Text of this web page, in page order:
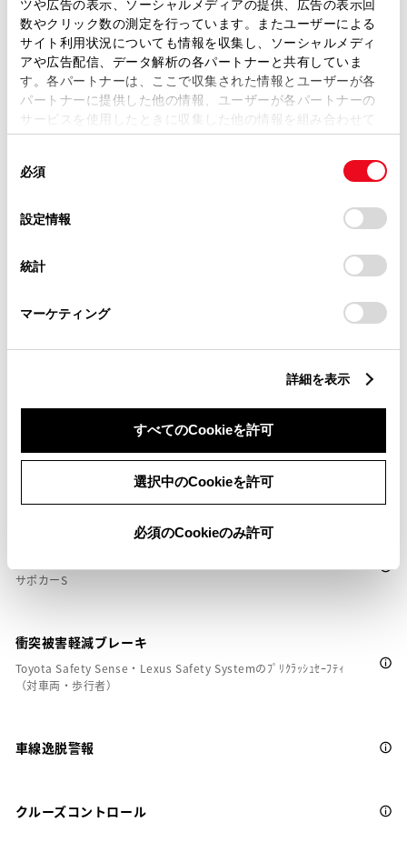
ツや広告の表示、ソーシャルメディアの提供、広告の表示回
数やクリック数の測定を行っています。またユーザーによる
サイト利用状況についても情報を収集し、ソーシャルメディ
アや広告配信、データ解析の各パートナーと共有していま
す。各パートナーは、ここで収集された情報とユーザーが各
パートナーに提供した他の情報、ユーザーが各パートナーの
サービスを使用したときに収集した他の情報を組み合わせて
使用することがあります。当ウェブサイトの使用を続行する
デバイスにすべてのCookie(クッキー)が保存されることに同
意したことになります。Cookie(クッキー)のオプトアウト、
設定の変更、同意を撤回したりするにあたっては、当社の
「Cookie（クッキー）情報の取り扱いについて
」をご覧くだ
必須
設定情報
統計
マーケティング
詳細を表示
すべてのCookieを許可
選択中のCookieを許可
必須のCookieのみ許可
ABS
横滑防止装置
キーレス
リモコンスターター
安全装置・運転サポート
サポカーS
衝突被害軽減ブレーキ
Toyota Safety Sense・Lexus Safety Systemのﾌﾟﾘｸﾗｯｼｭｾｰﾌﾃｨ
（対車両・歩行者）
車線逸脱警報
クルーズコントロール